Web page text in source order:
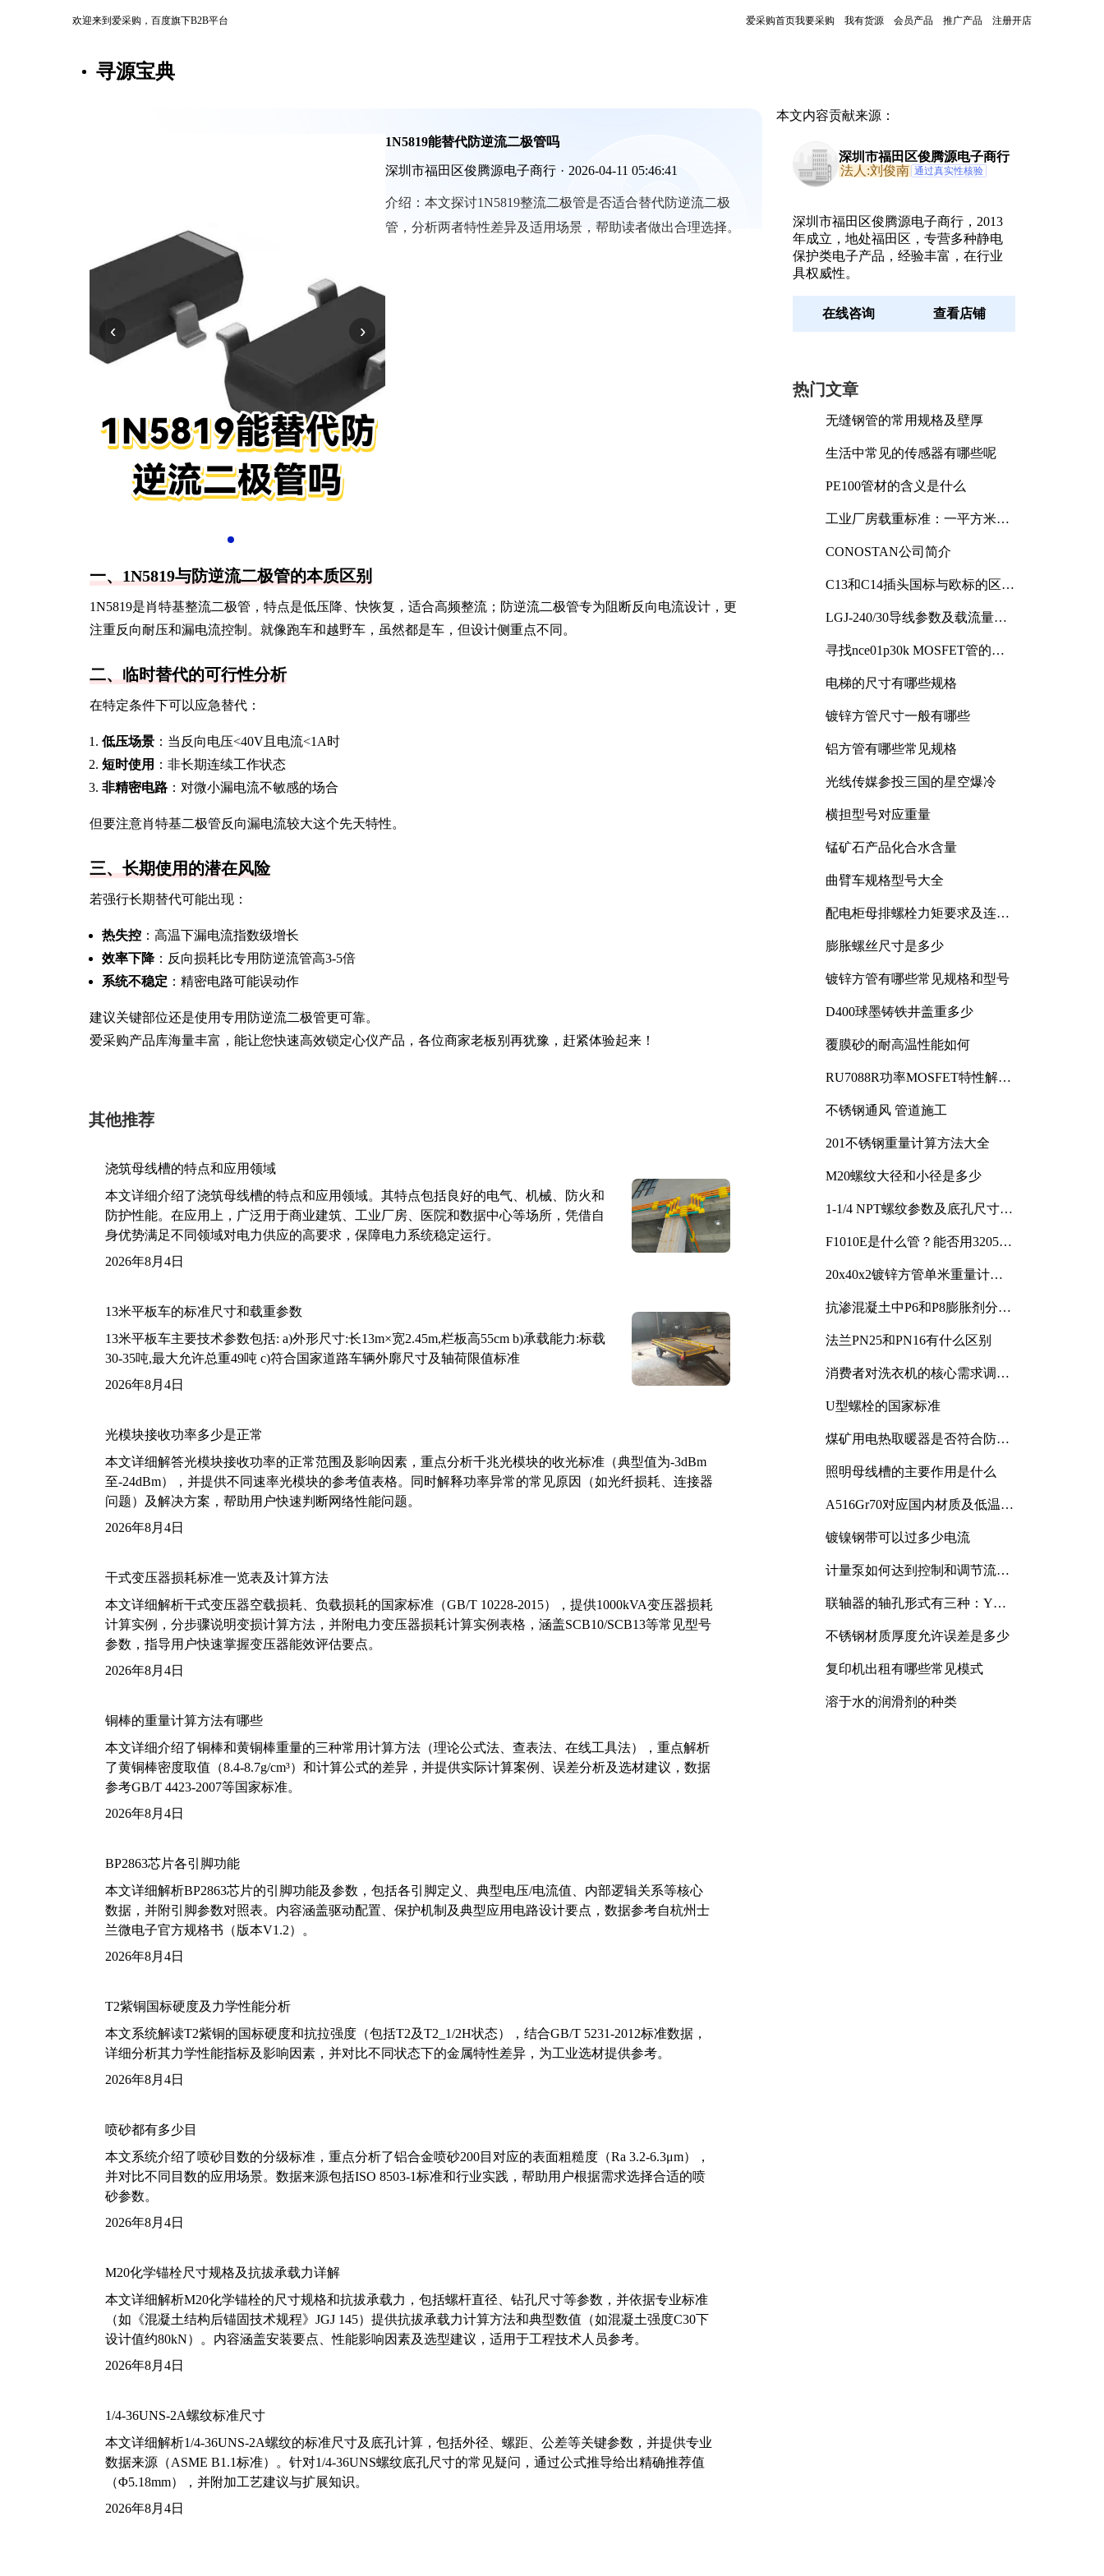
欢迎来到爱采购，百度旗下B2B平台 爱采购首页我要采购 我有货源 会员产品 推广产品 注册开店
寻源宝典
‹ ›
1N5819能替代防逆流二极管吗
深圳市福田区俊腾源电子商行 · 2026-04-11 05:46:41
介绍： 本文探讨1N5819整流二极管是否适合替代防逆流二极
管，分析两者特性差异及适用场景，帮助读者做出合理选择。
一、1N5819与防逆流二极管的本质区别
1N5819是肖特基整流二极管，特点是低压降、快恢复，适合高频整流；防逆流二极管专为阻断反向电流设计，更
注重反向耐压和漏电流控制。就像跑车和越野车，虽然都是车，但设计侧重点不同。
二、临时替代的可行性分析
在特定条件下可以应急替代：
低压场景 ：当反向电压<40V且电流<1A时
短时使用 ：非长期连续工作状态
非精密电路 ：对微小漏电流不敏感的场合
但要注意肖特基二极管反向漏电流较大这个先天特性。
三、长期使用的潜在风险
若强行长期替代可能出现：
热失控 ：高温下漏电流指数级增长
效率下降：反向损耗比专用防逆流管高3-5倍
系统不稳定 ：精密电路可能误动作
建议关键部位还是使用专用防逆流二极管更可靠。
爱采购产品库海量丰富，能让您快速高效锁定心仪产品，各位商家老板别再犹豫，赶紧体验起来！
其他推荐
浇筑母线槽的特点和应用领域
本文详细介绍了浇筑母线槽的特点和应用领域。其特点包括良好的电气、机械、防火和
防护性能。在应用上，广泛用于商业建筑、工业厂房、医院和数据中心等场所，凭借自
身优势满足不同领域对电力供应的高要求，保障电力系统稳定运行。
2026年8月4日
13米平板车的标准尺寸和载重参数
13米平板车主要技术参数包括: a)外形尺寸:长13m×宽2.45m,栏板高55cm b)承载能力:标载
30-35吨,最大允许总重49吨 c)符合国家道路车辆外廓尺寸及轴荷限值标准
2026年8月4日
光模块接收功率多少是正常
本文详细解答光模块接收功率的正常范围及影响因素，重点分析千兆光模块的收光标准（典型值为-3dBm
至-24dBm），并提供不同速率光模块的参考值表格。同时解释功率异常的常见原因（如光纤损耗、连接器
问题）及解决方案，帮助用户快速判断网络性能问题。
2026年8月4日
干式变压器损耗标准一览表及计算方法
本文详细解析干式变压器空载损耗、负载损耗的国家标准（GB/T 10228-2015），提供1000kVA变压器损耗
计算实例，分步骤说明变损计算方法，并附电力变压器损耗计算实例表格，涵盖SCB10/SCB13等常见型号
参数，指导用户快速掌握变压器能效评估要点。
2026年8月4日
铜棒的重量计算方法有哪些
本文详细介绍了铜棒和黄铜棒重量的三种常用计算方法（理论公式法、查表法、在线工具法），重点解析
了黄铜棒密度取值（8.4-8.7g/cm³）和计算公式的差异，并提供实际计算案例、误差分析及选材建议，数据
参考GB/T 4423-2007等国家标准。
2026年8月4日
BP2863芯片各引脚功能
本文详细解析BP2863芯片的引脚功能及参数，包括各引脚定义、典型电压/电流值、内部逻辑关系等核心
数据，并附引脚参数对照表。内容涵盖驱动配置、保护机制及典型应用电路设计要点，数据参考自杭州士
兰微电子官方规格书（版本V1.2）。
2026年8月4日
T2紫铜国标硬度及力学性能分析
本文系统解读T2紫铜的国标硬度和抗拉强度（包括T2及T2_1/2H状态），结合GB/T 5231-2012标准数据，
详细分析其力学性能指标及影响因素，并对比不同状态下的金属特性差异，为工业选材提供参考。
2026年8月4日
喷砂都有多少目
本文系统介绍了喷砂目数的分级标准，重点分析了铝合金喷砂200目对应的表面粗糙度（Ra 3.2-6.3μm），
并对比不同目数的应用场景。数据来源包括ISO 8503-1标准和行业实践，帮助用户根据需求选择合适的喷
砂参数。
2026年8月4日
M20化学锚栓尺寸规格及抗拔承载力详解
本文详细解析M20化学锚栓的尺寸规格和抗拔承载力，包括螺杆直径、钻孔尺寸等参数，并依据专业标准
（如《混凝土结构后锚固技术规程》JGJ 145）提供抗拔承载力计算方法和典型数值（如混凝土强度C30下
设计值约80kN）。内容涵盖安装要点、性能影响因素及选型建议，适用于工程技术人员参考。
2026年8月4日
1/4-36UNS-2A螺纹标准尺寸
本文详细解析1/4-36UNS-2A螺纹的标准尺寸及底孔计算，包括外径、螺距、公差等关键参数，并提供专业
数据来源（ASME B1.1标准）。针对1/4-36UNS螺纹底孔尺寸的常见疑问，通过公式推导给出精确推荐值
（Φ5.18mm），并附加工艺建议与扩展知识。
2026年8月4日
本文内容贡献来源：
深圳市福田区俊腾源电子商行
法人:刘俊南 通过真实性核验
深圳市福田区俊腾源电子商行，2013
年成立，地处福田区，专营多种静电
保护类电子产品，经验丰富，在行业
具权威性。
在线咨询 查看店铺
热门文章
无缝钢管的常用规格及壁厚
生活中常见的传感器有哪些呢
PE100管材的含义是什么
工业厂房载重标准：一平方米能
CONOSTAN公司简介
C13和C14插头国标与欧标的区别
LGJ-240/30导线参数及载流量解
寻找nce01p30k MOSFET管的合
电梯的尺寸有哪些规格
镀锌方管尺寸一般有哪些
铝方管有哪些常见规格
光线传媒参投三国的星空爆冷
横担型号对应重量
锰矿石产品化合水含量
曲臂车规格型号大全
配电柜母排螺栓力矩要求及连接
膨胀螺丝尺寸是多少
镀锌方管有哪些常见规格和型号
D400球墨铸铁井盖重多少
覆膜砂的耐高温性能如何
RU7088R功率MOSFET特性解析
不锈钢通风 管道施工
201不锈钢重量计算方法大全
M20螺纹大径和小径是多少
1-1/4 NPT螺纹参数及底孔尺寸详
F1010E是什么管？能否用3205或
20x40x2镀锌方管单米重量计算
抗渗混凝土中P6和P8膨胀剂分别
法兰PN25和PN16有什么区别
消费者对洗衣机的核心需求调研
U型螺栓的国家标准
煤矿用电热取暖器是否符合防爆
照明母线槽的主要作用是什么
A516Gr70对应国内材质及低温冲
镀镍钢带可以过多少电流
计量泵如何达到控制和调节流量
联轴器的轴孔形式有三种：Y
不锈钢材质厚度允许误差是多少
复印机出租有哪些常见模式
溶于水的润滑剂的种类